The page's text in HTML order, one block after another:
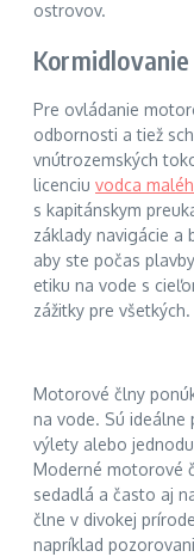
ostrovov.
Pre ovládanie
odbornosti a tiež
vnútrozemských
licenciu vodca
s kapitánskym
základy navigácie a
aby ste počas
etiku na vode s
zážitky pre všetkých.
Motorové člny
na vode. Sú ideálne
výlety alebo
Moderné motorové
sedadlá a často aj
člne v divokej
napríklad